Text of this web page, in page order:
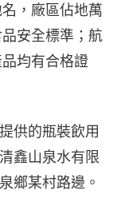
，廠區佔地萬
安全標準；航
均有合格證
供的瓶裝飲用
鑫山泉水有限
鄉某村路邊。